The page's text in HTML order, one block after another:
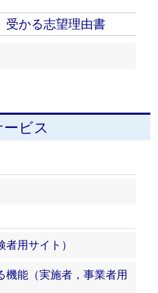
かる志望理由書
ビス
用サイト）
機能（実施者，事業者用